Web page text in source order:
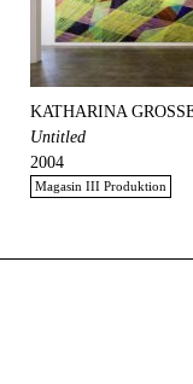
KATHARINA
Untitled
2004
Magasin III Produktion